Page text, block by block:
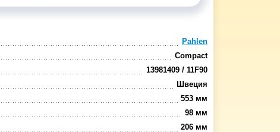
Pahlen
Compact
13981409 / 11F90
Швеция
553 мм
98 мм
206 мм